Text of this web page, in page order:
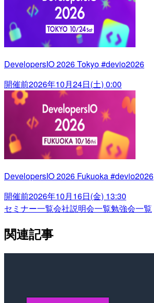
DevelopersIO 2026 Tokyo #devio2026
開催前2026年10月24日(土) 0:00
DevelopersIO 2026 Fukuoka #devio2026
開催前2026年10月16日(金) 13:30
セミナー一覧会社説明会一覧勉強会一覧
関連記事